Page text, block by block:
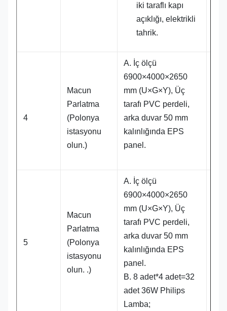
iki taraflı kapı
açıklığı, elektrikli
tahrik.
4
Macun
Parlatma
(Polonya
istasyonu
olun.)
A. İç ölçü
6900×4000×2650
mm (U×G×Y), Üç
tarafı PVC perdeli,
arka duvar 50 mm
kalınlığında EPS
panel.
5
Macun
Parlatma
(Polonya
istasyonu
olun. .)
A. İç ölçü
6900×4000×2650
mm (U×G×Y), Üç
tarafı PVC perdeli,
arka duvar 50 mm
kalınlığında EPS
panel.
B. 8 adet*4 adet=32
adet 36W Philips
Lamba;